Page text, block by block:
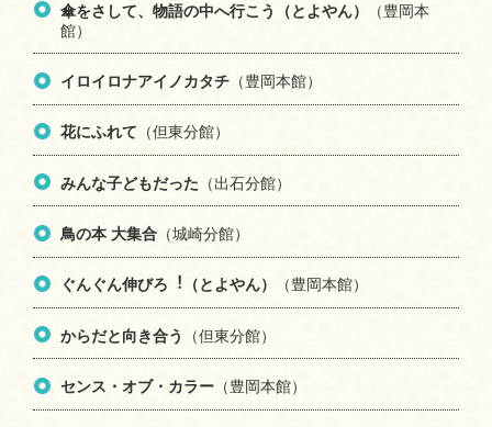
傘をさして、物語の中へ行こう（とよやん）
（豊岡本
館）
イロイロナアイノカタチ （豊岡本館）
花にふれて （但東分館）
みんな子どもだった （出石分館）
鳥の本 大集合（城崎分館）
ぐんぐん伸びろ︕（とよやん） （豊岡本館）
からだと向き合う （但東分館）
センス・オブ・カラー （豊岡本館）